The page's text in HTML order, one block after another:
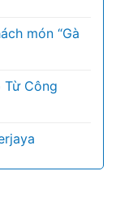
món “Gà
Từ Công